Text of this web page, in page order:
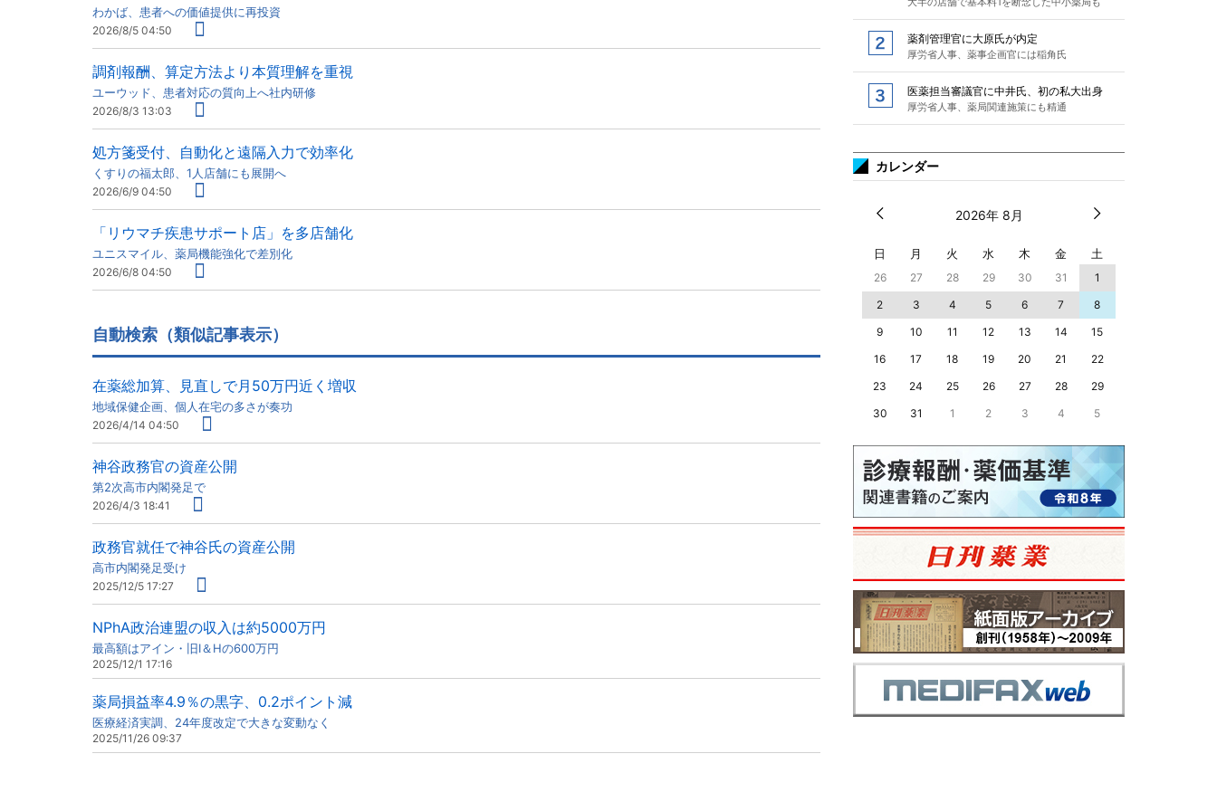
わかば、患者への価値提供に再投資
2026/8/5 04:50
調剤報酬、算定方法より本質理解を重視
ユーウッド、患者対応の質向上へ社内研修
2026/8/3 13:03
処方箋受付、自動化と遠隔入力で効率化
くすりの福太郎、1人店舗にも展開へ
2026/6/9 04:50
「リウマチ疾患サポート店」を多店舗化
ユニスマイル、薬局機能強化で差別化
2026/6/8 04:50
自動検索（類似記事表示）
在薬総加算、見直しで月50万円近く増収
地域保健企画、個人在宅の多さが奏功
2026/4/14 04:50
神谷政務官の資産公開
第2次高市内閣発足で
2026/4/3 18:41
政務官就任で神谷氏の資産公開
高市内閣発足受け
2025/12/5 17:27
NPhA政治連盟の収入は約5000万円
最高額はアイン・旧I＆Hの600万円
2025/12/1 17:16
薬局損益率4.9％の黒字、0.2ポイント減
医療経済実調、24年度改定で大きな変動なく
2025/11/26 09:37
薬剤管理官に大原氏が内定
厚労省人事、薬事企画官には稲角氏
医薬担当審議官に中井氏、初の私大出身
厚労省人事、薬局関連施策にも精通
カレンダー
2026年 8月
日 月 火 水 木 金 土
26 27 28 29 30 31
1
2
3 4 5 6 7
8
9
10 11 12 13 14
15
16
17 18 19 20 21
22
23
24 25 26 27 28
29
30
31 1 2 3 4 5